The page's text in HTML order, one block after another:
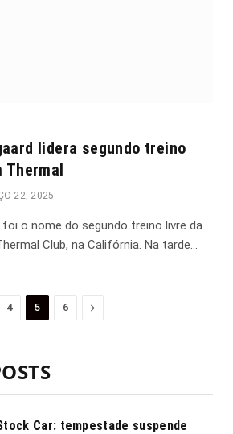
lidera segundo treino
Thermal
22, 2025
o nome do segundo treino livre da
Club, na Califórnia. Na tarde…
4 5 6 Proximo
Car: tempestade suspende